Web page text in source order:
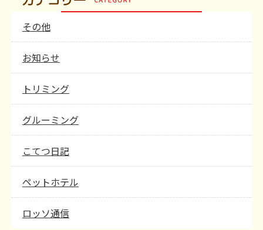
その他
お知らせ
トリミング
グルーミング
こてつ日記
ペットホテル
ロッソ通信